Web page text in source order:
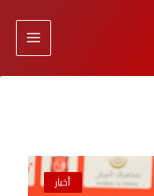
أخبار